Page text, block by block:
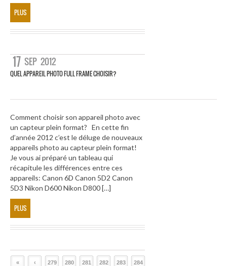
PLUS
17 SEP 2012
QUEL APPAREIL PHOTO FULL FRAME CHOISIR?
Comment choisir son appareil photo avec
un capteur plein format? En cette fin
d’année 2012 c’est le déluge de nouveaux
appareils photo au capteur plein format!
Je vous ai préparé un tableau qui
récapitule les différences entre ces
appareils: Canon 6D Canon 5D2 Canon
5D3 Nikon D600 Nikon D800 […]
PLUS
« ‹ 279 280 281 282 283 284